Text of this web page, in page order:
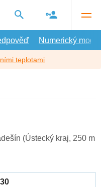
Numerický model
teplotami
(Ústecký kraj, 250 m